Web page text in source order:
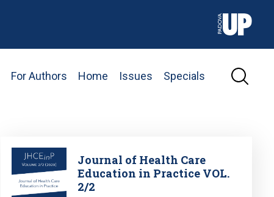
For Authors Home Issues Specials
Image
Journal of Health Care
Education in Practice VOL.
2/2